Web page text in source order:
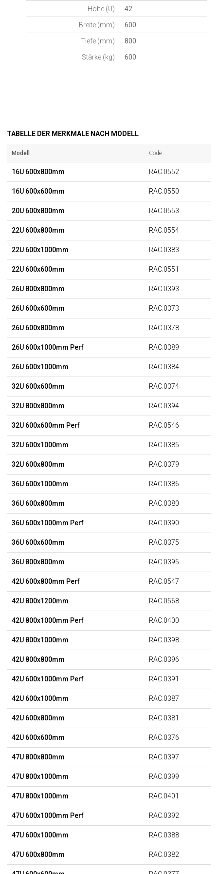
Höhe (U) 42
Breite (mm) 600
Tiefe (mm) 800
Stärke (kg) 600
TABELLE DER MERKMALE NACH MODELL
Modell Code
16U 600x800mm RAC.0552
16U 600x600mm RAC.0550
20U 600x800mm RAC.0553
22U 600x800mm RAC.0554
22U 600x1000mm RAC.0383
22U 600x600mm RAC.0551
26U 800x800mm RAC.0393
26U 600x600mm RAC.0373
26U 600x800mm RAC.0378
26U 600x1000mm Perf RAC.0389
26U 600x1000mm RAC.0384
32U 600x600mm RAC.0374
32U 800x800mm RAC.0394
32U 600x600mm Perf RAC.0546
32U 600x1000mm RAC.0385
32U 600x800mm RAC.0379
36U 600x1000mm RAC.0386
36U 600x800mm RAC.0380
36U 600x1000mm Perf RAC.0390
36U 600x600mm RAC.0375
36U 800x800mm RAC.0395
42U 600x800mm Perf RAC.0547
42U 800x1200mm RAC.0568
42U 800x1000mm Perf RAC.0400
42U 800x1000mm RAC.0398
42U 800x800mm RAC.0396
42U 600x1000mm Perf RAC.0391
42U 600x1000mm RAC.0387
42U 600x800mm RAC.0381
42U 600x600mm RAC.0376
47U 800x800mm RAC.0397
47U 800x1000mm RAC.0399
47U 800x1000mm RAC.0401
47U 600x1000mm Perf RAC.0392
47U 600x1000mm RAC.0388
47U 600x800mm RAC.0382